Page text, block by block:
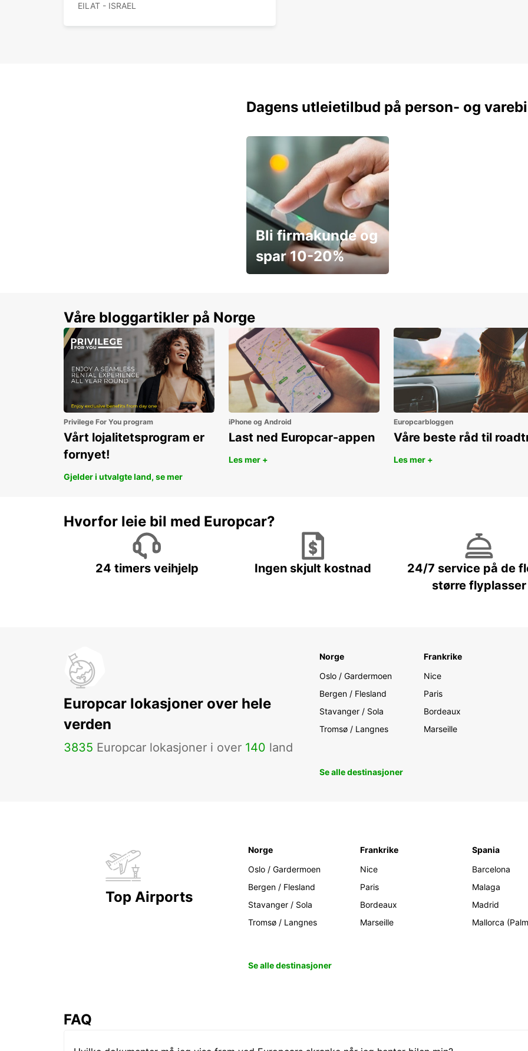
EILAT - ISRAEL
Dagens utleietilbud på person- og
Bli firmakunde og
spar 10-20%
Våre bloggartikler på Norge
Privilege For You program
Vårt lojalitetsprogram er
fornyet!
Gjelder i utvalgte land, se mer
iPhone og Android
Last ned Europcar-appen
Les mer +
Europcarbloggen
Våre beste råd til
Les mer +
Hvorfor leie bil med Europcar?
24 timers veihjelp Ingen skjult kostnad
24/7 service på de
større flyplasser
Europcar lokasjoner over hele
verden
3835 Europcar lokasjoner i over 140 land
Norge
Oslo / Gardermoen
Bergen / Flesland
Stavanger / Sola
Tromsø / Langnes
Frankrike
Nice
Paris
Bordeaux
Marseille
Se alle destinasjoner
Top Airports
Norge
Oslo / Gardermoen
Bergen / Flesland
Stavanger / Sola
Tromsø / Langnes
Frankrike
Nice
Paris
Bordeaux
Marseille
Spania
Barcelona
Malaga
Madrid
Mallorca
Se alle destinasjoner
FAQ